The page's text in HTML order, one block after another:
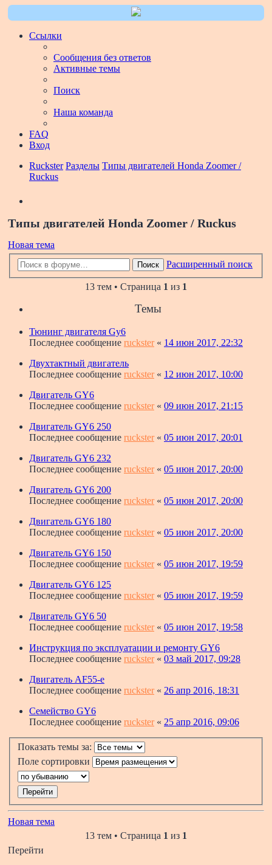
Ссылки
Сообщения без ответов
Активные темы
Поиск
Наша команда
FAQ
Вход
Ruckster Разделы Типы двигателей Honda Zoomer /
Ruckus
Типы двигателей Honda Zoomer / Ruckus
Новая тема
Поиск Расширенный поиск
13 тем • Страница 1 из 1
Темы
Тюнинг двигателя Gy6
Последнее сообщение ruckster« 14 июн 2017, 22:32
Двухтактный двигатель
Последнее сообщение ruckster« 12 июн 2017, 10:00
Двигатель GY6
Последнее сообщение ruckster« 09 июн 2017, 21:15
Двигатель GY6 250
Последнее сообщение ruckster« 05 июн 2017, 20:01
Двигатель GY6 232
Последнее сообщение ruckster« 05 июн 2017, 20:00
Двигатель GY6 200
Последнее сообщение ruckster« 05 июн 2017, 20:00
Двигатель GY6 180
Последнее сообщение ruckster« 05 июн 2017, 20:00
Двигатель GY6 150
Последнее сообщение ruckster« 05 июн 2017, 19:59
Двигатель GY6 125
Последнее сообщение ruckster« 05 июн 2017, 19:59
Двигатель GY6 50
Последнее сообщение ruckster« 05 июн 2017, 19:58
Инструкция по эксплуатации и ремонту GY6
Последнее сообщение ruckster« 03 май 2017, 09:28
Двигатель AF55-e
Последнее сообщение ruckster« 26 апр 2016, 18:31
Семейство GY6
Последнее сообщение ruckster« 25 апр 2016, 09:06
Показать темы за:
Поле сортировки
Новая тема
13 тем • Страница 1 из 1
Перейти